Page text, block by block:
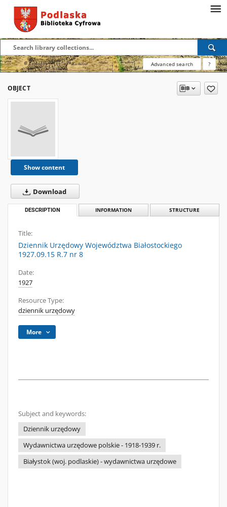
Advanced search ?
OBJECT
Show content
Download
DESCRIPTION INFORMATION STRUCTURE
Title:
Dziennik Urzędowy Województwa Białostockiego
1927.09.15 R.7 nr 8
Date:
1927
Resource Type:
dziennik urzędowy
More
Subject and keywords:
Dziennik urzędowy
Wydawnictwa urzędowe polskie - 1918-1939 r.
Białystok (woj. podlaskie) - wydawnictwa urzędowe